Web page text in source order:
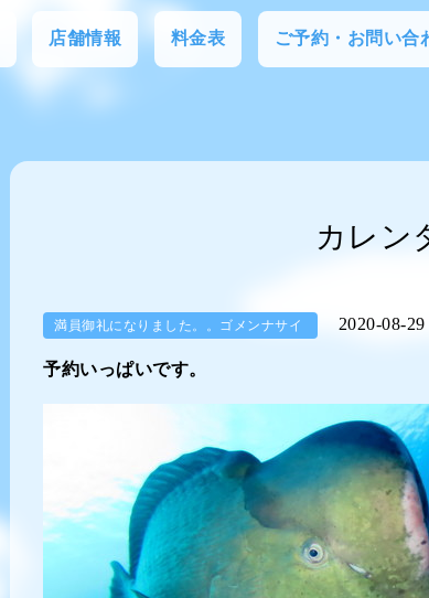
店舗情報 料金表 ご予約・お問い合
カレン
満員御礼になりました。。ゴメンナサイ 2020-08-
予約いっぱいです。